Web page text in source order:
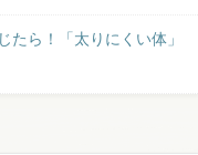
ら！「太りにくい体」